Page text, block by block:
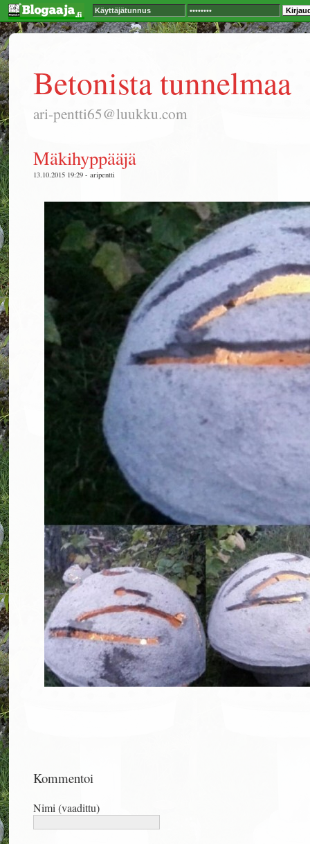
Betonista tunnelmaa
ari-pentti65@luukku.com
Mäkihyppääjä
13.10.2015 19:29 - aripentti
Kommentoi
Nimi (vaadittu)